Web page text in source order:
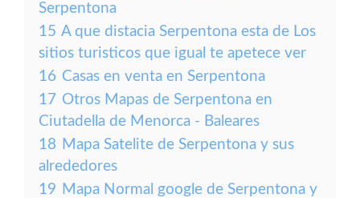
Serpentona
15 A que distacia Serpentona esta de Los
sitios turisticos que igual te apetece ver
16 Casas en venta en Serpentona
17 Otros Mapas de Serpentona en
Ciutadella de Menorca - Baleares
18 Mapa Satelite de Serpentona y sus
alrededores
19 Mapa Normal google de Serpentona y